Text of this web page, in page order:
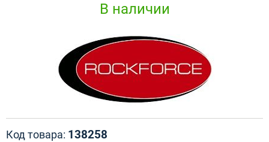
В наличии
Код товара: 138258